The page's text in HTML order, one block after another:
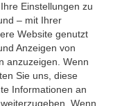
Einstellungen zu
– mit Ihrer
Website genutzt
Anzeigen von
anzuzeigen. Wenn
Sie uns, diese
Informationen an
Wenn